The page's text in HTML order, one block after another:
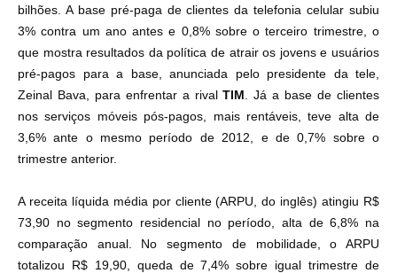
bilhões. A base pré-paga de clientes da telefonia celular subiu
3% contra um ano antes e 0,8% sobre o terceiro trimestre, o
que mostra resultados da política de atrair os jovens e usuários
pré-pagos para a base, anunciada pelo presidente da tele,
Zeinal Bava, para enfrentar a rivalTIM . Já a base de clientes
nos serviços móveis pós-pagos, mais rentáveis, teve alta de
3,6% ante o mesmo período de 2012, e de 0,7% sobre o
trimestre anterior.
A receita líquida média por cliente (ARPU, do inglês) atingiu R$
73,90 no segmento residencial no período, alta de 6,8% na
comparação anual. No segmento de mobilidade, o ARPU
totalizou R$ 19,90, queda de 7,4% sobre igual trimestre de